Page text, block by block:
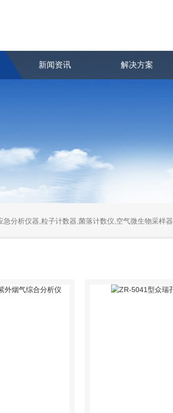
新闻资讯 解决方案
分析仪器,粒子计数器,菌落计数仪,空气微生物采样器,